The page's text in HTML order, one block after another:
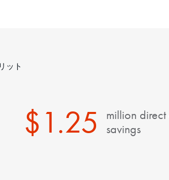
ット
$1.25
million direct
savings